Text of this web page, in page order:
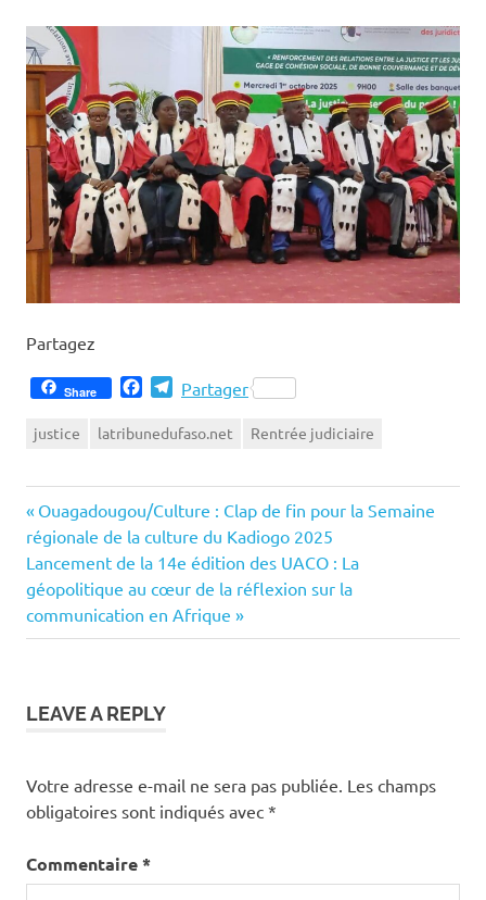
Partagez
Share FacebookTelegram
Partager
justice latribunedufaso.net Rentrée judiciaire
Navigation
de
l’article
Previous
Post:
Ouagadougou/Culture : Clap de fin pour la Semaine
régionale de la culture du Kadiogo 2025
Next
Post:
Lancement de la 14e édition des UACO : La
géopolitique au cœur de la réflexion sur la
communication en Afrique
LEAVE A REPLY
Votre adresse e-mail ne sera pas publiée. Les champs
obligatoires sont indiqués avec *
Commentaire*